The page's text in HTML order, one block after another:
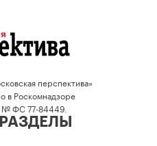
перспектива»
в Роскомнадзоре
ФС 77-84449.
РАЗДЕЛЫ